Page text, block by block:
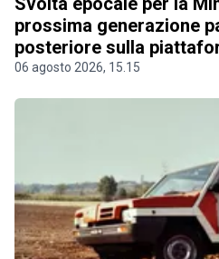
prossima generazione
posteriore sulla
06 agosto 2026, 15.15